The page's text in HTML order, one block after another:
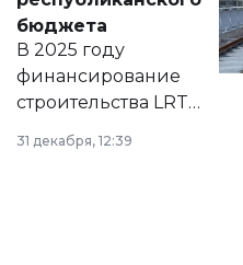
правовых актов и
на сайте маслихат
города.
бюджета
В 2025 году
финансирование
строительства LRT
в Астане из
республиканского
31 декабря, 12:39